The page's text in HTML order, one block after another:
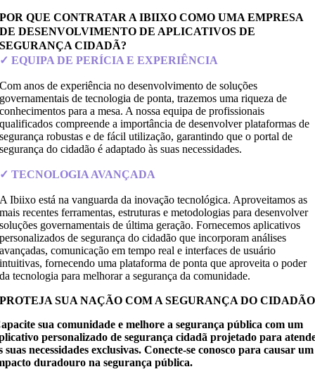
POR QUE CONTRATAR A IBIIXO COMO UMA EMPRESA
DE DESENVOLVIMENTO DE APLICATIVOS DE
SEGURANÇA CIDADÃ?
✓ EQUIPA DE PERÍCIA E EXPERIÊNCIA
Com anos de experiência no desenvolvimento de soluções
governamentais de tecnologia de ponta, trazemos uma riqueza de
conhecimentos para a mesa. A nossa equipa de profissionais
qualificados compreende a importância de desenvolver plataformas de
segurança robustas e de fácil utilização, garantindo que o portal de
segurança do cidadão é adaptado às suas necessidades.
✓ TECNOLOGIA AVANÇADA
A Ibiixo está na vanguarda da inovação tecnológica. Aproveitamos as
mais recentes ferramentas, estruturas e metodologias para desenvolver
soluções governamentais de última geração. Fornecemos aplicativos
personalizados de segurança do cidadão que incorporam análises
avançadas, comunicação em tempo real e interfaces de usuário
intuitivas, fornecendo uma plataforma de ponta que aproveita o poder
da tecnologia para melhorar a segurança da comunidade.
PROTEJA SUA NAÇÃO COM A SEGURANÇA DO CIDADÃO
sua comunidade e melhore a segurança pública com um
personalizado de segurança cidadã projetado para
suas necessidades exclusivas. Conecte-se conosco para causar um
duradouro na segurança pública.